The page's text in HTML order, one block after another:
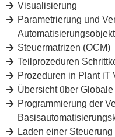
Visualisierung
Parametrierung und
Steuermatrizen (OCM)
Teilprozeduren
Prozeduren in Plant iT
Übersicht über
Programmierung der
Laden einer Steuerung